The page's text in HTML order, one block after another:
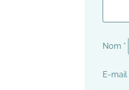
Nom *
E-mail